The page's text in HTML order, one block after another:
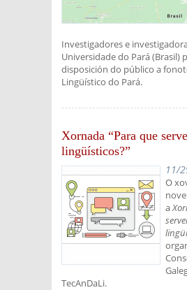
Investigadores e
Universidade do Pará (Brasil)
disposición do público a
Lingüístico do Pará.
Xornada “Para que
lingüísticos?”
11/
O
a
TecAnDaLi.